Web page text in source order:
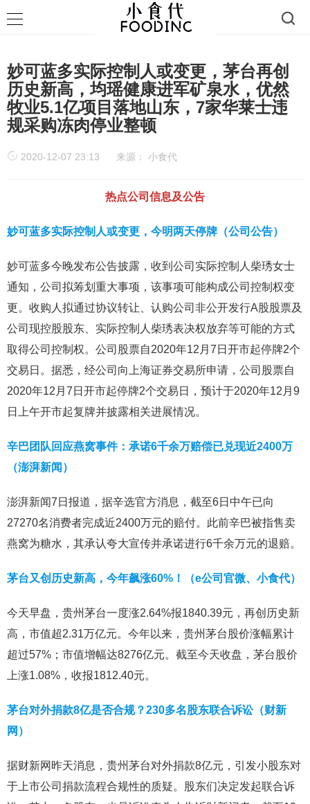
妙可蓝多实际控制人或变更，茅台再创
历史新高，均瑶健康进军矿泉水，优然
牧业5.1亿项目落地山东，7家华莱士违
规采购冻肉停业整顿
2020-12-07 23:13 来源： 小食代
热点公司信息及公告
妙可蓝多实际控制人或变更，今明两天停牌（公司公告）
妙可蓝多今晚发布公告披露，收到公司实际控制人柴琇女士
通知，公司拟筹划重大事项，该事项可能构成公司控制权变
更。收购人拟通过协议转让、认购公司非公开发行A股股票及
公司现控股股东、实际控制人柴琇表决权放弃等可能的方式
取得公司控制权。公司股票自2020年12月7日开市起停牌2个
交易日。据悉，经公司向上海证券交易所申请，公司股票自
2020年12月7日开市起停牌2个交易日，预计于2020年12月9
日上午开市起复牌并披露相关进展情况。
辛巴团队回应燕窝事件：承诺6千余万赔偿已兑现近2400万
（澎湃新闻）
澎湃新闻7日报道，据辛选官方消息，截至6日中午已向
27270名消费者完成近2400万元的赔付。此前辛巴被指售卖
燕窝为糖水，其承认夸大宣传并承诺进行6千余万元的退赔。
茅台又创历史新高，今年飙涨60%！（e公司官微、小食代）
今天早盘，贵州茅台一度涨2.64%报1840.39元，再创历史新
高，市值超2.31万亿元。今年以来，贵州茅台股价涨幅累计
超过57%；市值增幅达8276亿元。截至今天收盘，茅台股价
上涨1.08%，收报1812.40元。
茅台对外捐款8亿是否合规？230多名股东联合诉讼（财新
网）
据财新网昨天消息，贵州茅台对外捐款8亿元，引发小股东对
于上市公司捐款流程合规性的质疑。股东们决定发起联合诉